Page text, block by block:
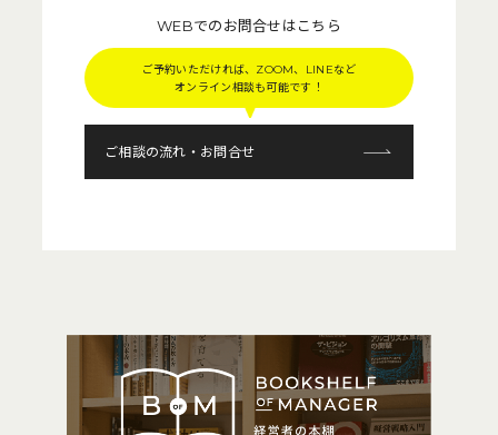
WEBでのお問合せはこちら
ご予約いただければ、ZOOM、LINEなど
オンライン相談も可能です！
ご相談の流れ・お問合せ